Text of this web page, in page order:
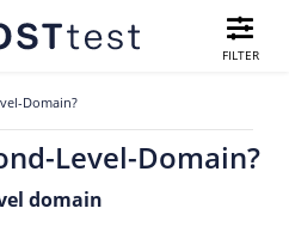
FILTER
Domain?
Level-Domain?